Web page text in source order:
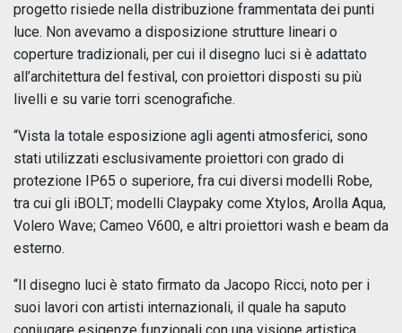
progetto risiede nella distribuzione frammentata dei punti
luce. Non avevamo a disposizione strutture lineari o
coperture tradizionali, per cui il disegno luci si è adattato
all’architettura del festival, con proiettori disposti su più
livelli e su varie torri scenografiche.
“Vista la totale esposizione agli agenti atmosferici, sono
stati utilizzati esclusivamente proiettori con grado di
protezione IP65 o superiore, fra cui diversi modelli Robe,
tra cui gli iBOLT; modelli Claypaky come Xtylos, Arolla Aqua,
Volero Wave; Cameo V600, e altri proiettori wash e beam da
esterno.
“Il disegno luci è stato firmato da Jacopo Ricci, noto per i
suoi lavori con artisti internazionali, il quale ha saputo